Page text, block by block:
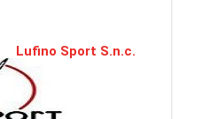
Lufino Sport S.n.c.